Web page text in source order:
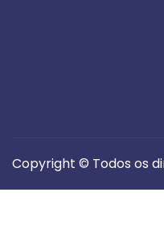
Copyright © Todos os